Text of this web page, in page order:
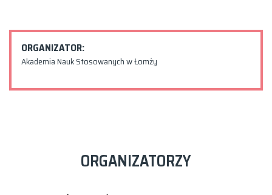
ORGANIZATOR:
Akademia Nauk Stosowanych w Łomży
ORGANIZATORZY